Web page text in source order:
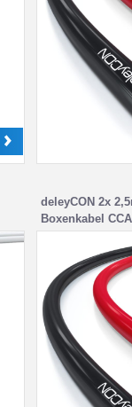
deleyCON 2x
Boxenkabel
Aluminium